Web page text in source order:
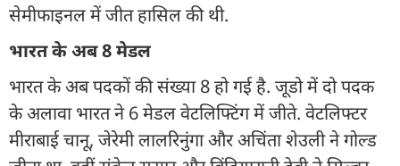
सेमीफाइनल में जीत हासिल की थी.
भारत के अब 8 मेडल
भारत के अब पदकों की संख्या 8 हो गई है. जूडो में दो पदक
के अलावा भारत ने 6 मेडल वेटलिफ्टिंग में जीते. वेटलिफ्टर
मीराबाई चानू, जेरेमी लालरिनुंगा और अचिंता शेउली ने गोल्ड